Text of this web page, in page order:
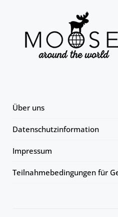
Über uns
Datenschutzinformation
Impressum
Teilnahmebedingungen für